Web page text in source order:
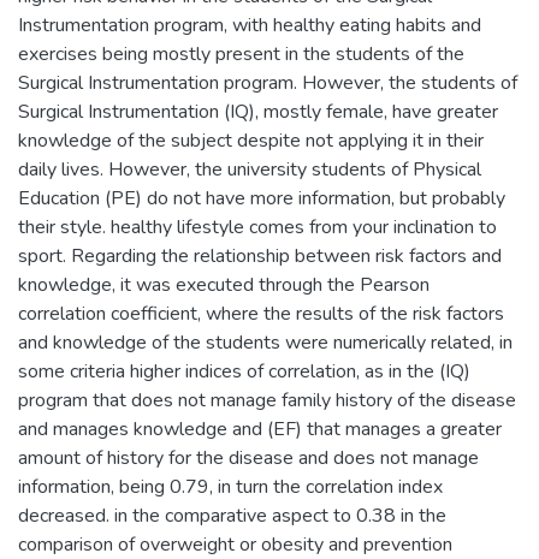
Instrumentation program, with healthy eating habits and
exercises being mostly present in the students of the
Surgical Instrumentation program. However, the students of
Surgical Instrumentation (IQ), mostly female, have greater
knowledge of the subject despite not applying it in their
daily lives. However, the university students of Physical
Education (PE) do not have more information, but probably
their style. healthy lifestyle comes from your inclination to
sport. Regarding the relationship between risk factors and
knowledge, it was executed through the Pearson
correlation coefficient, where the results of the risk factors
and knowledge of the students were numerically related, in
some criteria higher indices of correlation, as in the (IQ)
program that does not manage family history of the disease
and manages knowledge and (EF) that manages a greater
amount of history for the disease and does not manage
information, being 0.79, in turn the correlation index
decreased. in the comparative aspect to 0.38 in the
comparison of overweight or obesity and prevention